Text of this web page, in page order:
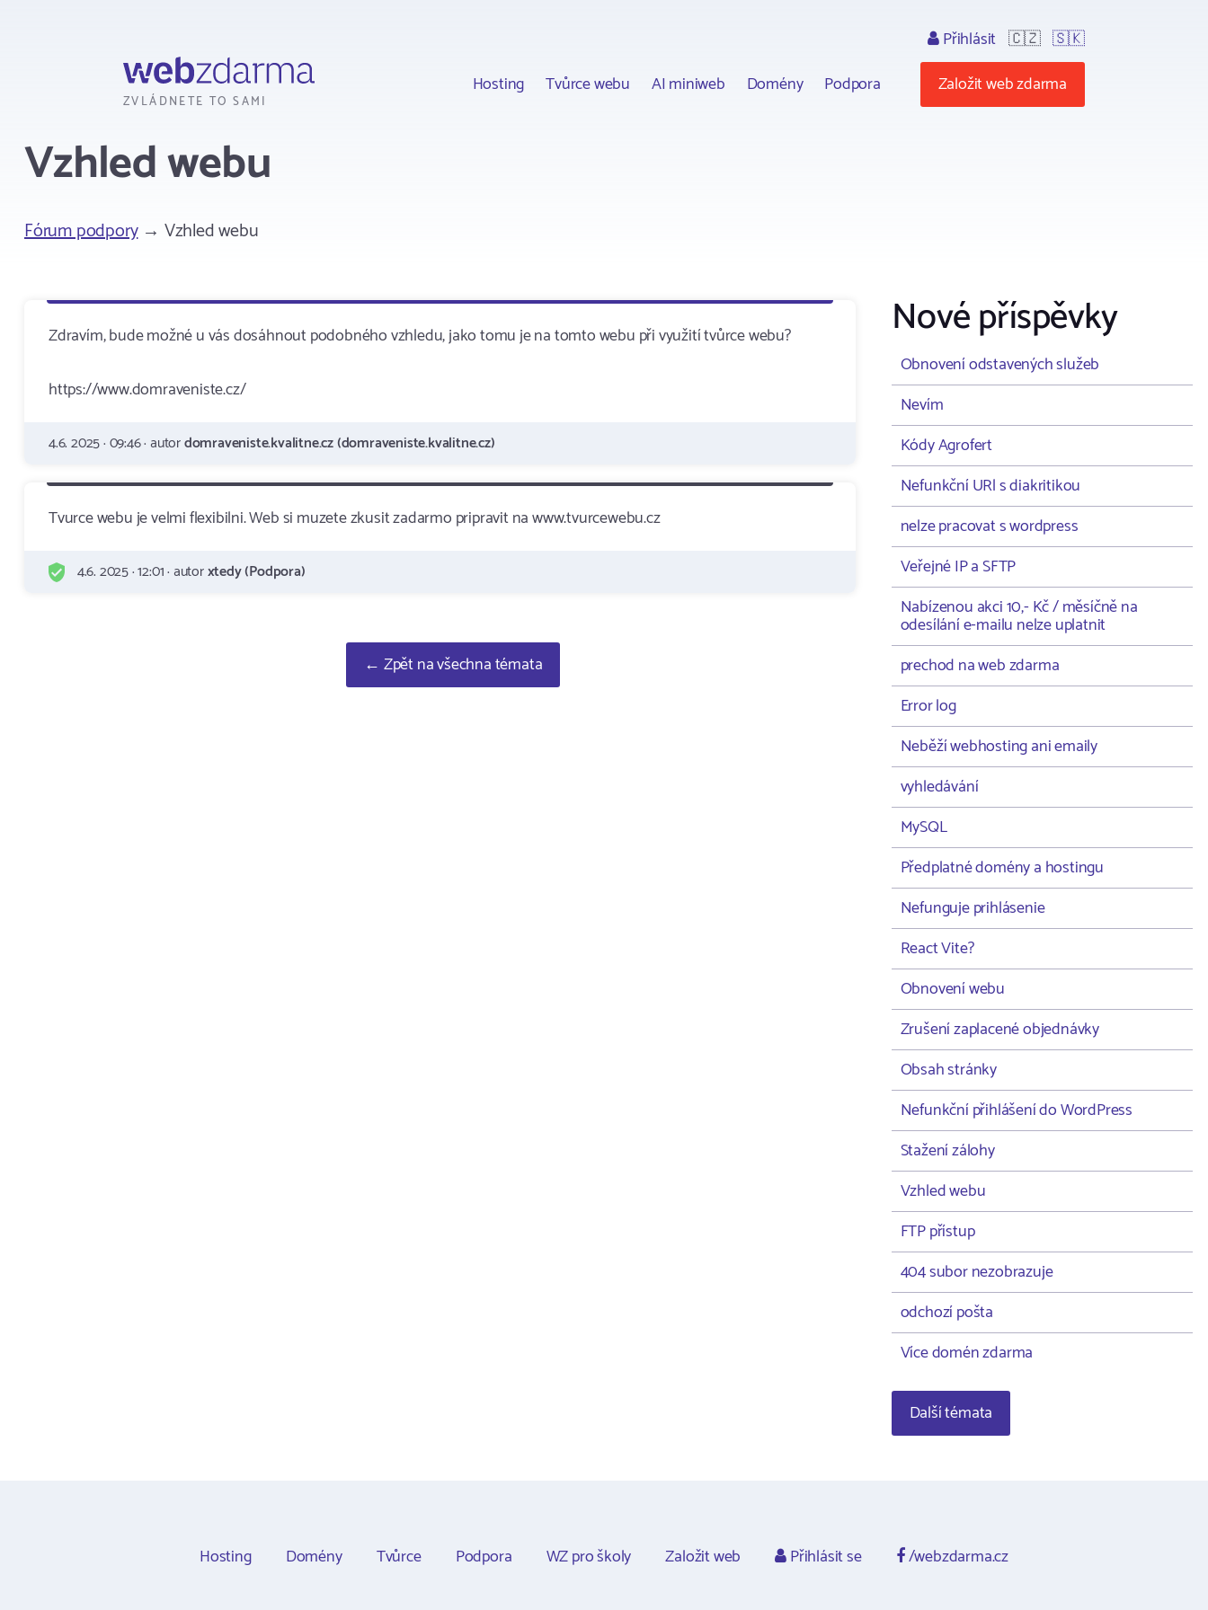
ZVLÁDNETE TO SAMI
Hosting Tvůrce webu AI miniweb Domény Podpora
Přihlásit 🇨🇿 🇸🇰
Založit web zdarma
Vzhled webu
Fórum podpory→ Vzhled webu
Zdravím, bude možné u vás dosáhnout podobného vzhledu, jako tomu je na tomto webu při využití tvůrce webu?
https://www.domraveniste.cz/
4.6. 2025 · 09:46 · autordomraveniste.kvalitne.cz (domraveniste.kvalitne.cz)
Tvurce webu je velmi flexibilni. Web si muzete zkusit zadarmo pripravit na www.tvurcewebu.cz
4.6. 2025 · 12:01 · autorxtedy (Podpora)
← Zpět na všechna témata
Nové příspěvky
Obnovení odstavených služeb
Nevím
Kódy Agrofert
Nefunkční URl s diakritikou
nelze pracovat s wordpress
Veřejné IP a SFTP
Nabízenou akci 10,- Kč / měsíčně na
odesílání e-mailu nelze uplatnit
prechod na web zdarma
Error log
Neběží webhosting ani emaily
vyhledávání
MySQL
Předplatné domény a hostingu
Nefunguje prihlásenie
React Vite?
Obnovení webu
Zrušení zaplacené objednávky
Obsah stránky
Nefunkční přihlášení do WordPress
Stažení zálohy
Vzhled webu
FTP přístup
404 subor nezobrazuje
odchozí pošta
Více domén zdarma
Další témata
Hosting Domény Tvůrce Podpora WZ pro školy Založit web Přihlásit se /webzdarma.cz